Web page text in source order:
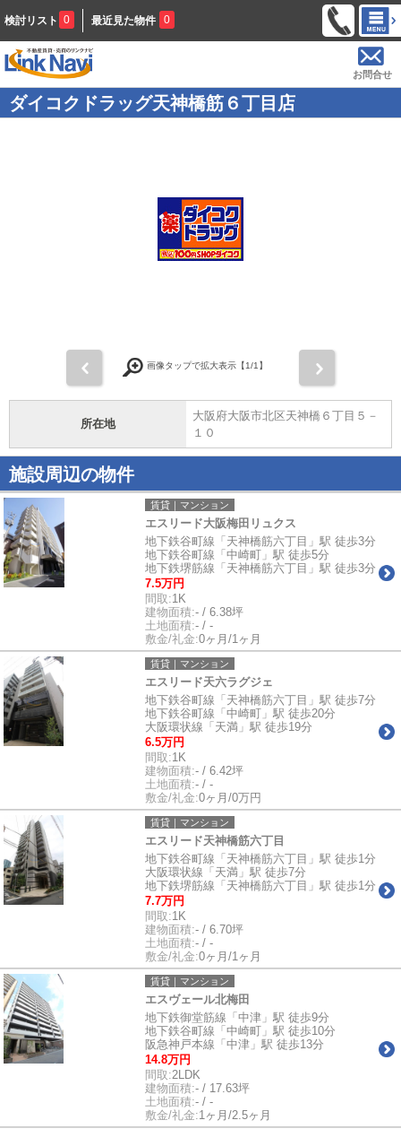
検討リスト 0 最近見た物件 0
お問合せ
ダイコクドラッグ天神橋筋６丁目店
画像タップで拡大表示【1/1】
所在地
大阪府大阪市北区天神橋６丁目５－
１０
施設周辺の物件
賃貸｜マンション
エスリード大阪梅田リュクス
地下鉄谷町線「天神橋筋六丁目」駅 徒歩3分
地下鉄谷町線「中崎町」駅 徒歩5分
地下鉄堺筋線「天神橋筋六丁目」駅 徒歩3分
7.5万円
間取:1K
建物面積:- / 6.38坪
土地面積:- / -
敷金/礼金:0ヶ月/1ヶ月
賃貸｜マンション
エスリード天六ラグジェ
地下鉄谷町線「天神橋筋六丁目」駅 徒歩7分
地下鉄谷町線「中崎町」駅 徒歩20分
大阪環状線「天満」駅 徒歩19分
6.5万円
間取:1K
建物面積:- / 6.42坪
土地面積:- / -
敷金/礼金:0ヶ月/0万円
賃貸｜マンション
エスリード天神橋筋六丁目
地下鉄谷町線「天神橋筋六丁目」駅 徒歩1分
大阪環状線「天満」駅 徒歩7分
地下鉄堺筋線「天神橋筋六丁目」駅 徒歩1分
7.7万円
間取:1K
建物面積:- / 6.70坪
土地面積:- / -
敷金/礼金:0ヶ月/1ヶ月
賃貸｜マンション
エスヴェール北梅田
地下鉄御堂筋線「中津」駅 徒歩9分
地下鉄谷町線「中崎町」駅 徒歩10分
阪急神戸本線「中津」駅 徒歩13分
14.8万円
間取:2LDK
建物面積:- / 17.63坪
土地面積:- / -
敷金/礼金:1ヶ月/2.5ヶ月